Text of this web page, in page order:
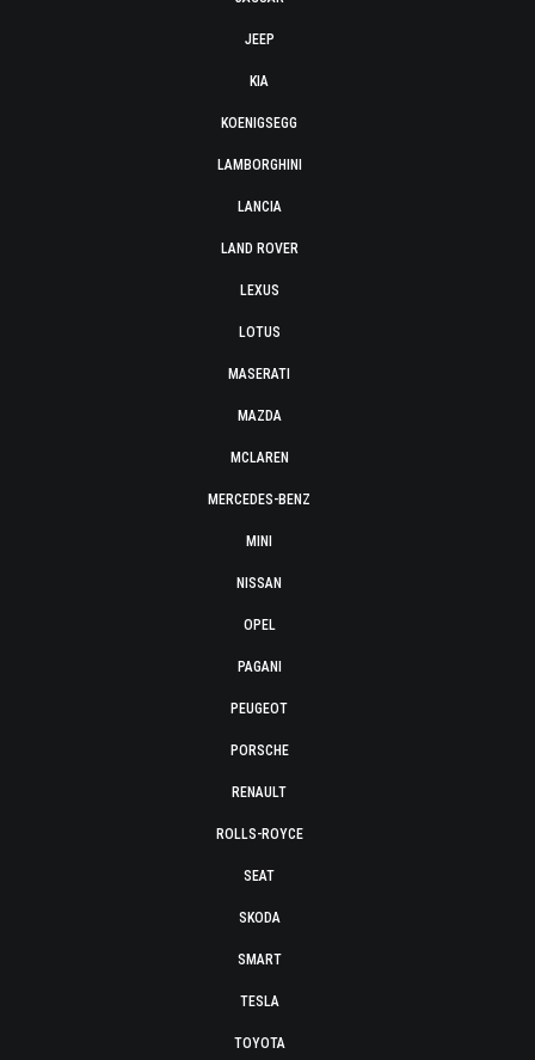
JEEP
KIA
KOENIGSEGG
LAMBORGHINI
LANCIA
LAND ROVER
LEXUS
LOTUS
MASERATI
MAZDA
MCLAREN
MERCEDES-BENZ
MINI
NISSAN
OPEL
PAGANI
PEUGEOT
PORSCHE
RENAULT
ROLLS-ROYCE
SEAT
SKODA
SMART
TESLA
TOYOTA